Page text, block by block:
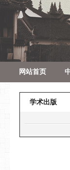
网站首页
学术出版